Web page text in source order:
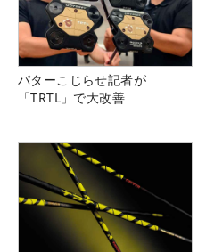
パターこじらせ記者が
「TRTL」で大改善